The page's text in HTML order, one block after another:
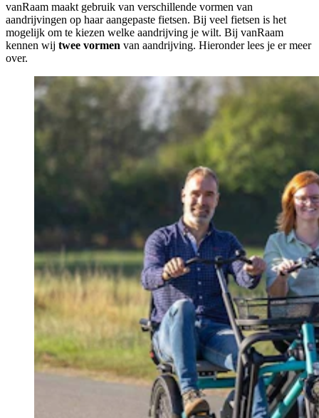
vanRaam maakt gebruik van verschillende vormen van
aandrijvingen op haar aangepaste fietsen. Bij veel fietsen is het
mogelijk om te kiezen welke aandrijving je wilt. Bij vanRaam
kennen wij twee vormen van aandrijving. Hieronder lees je er meer
over.